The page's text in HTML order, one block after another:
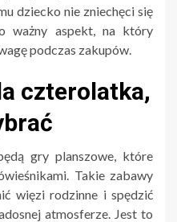
dziecko nie zniechęci się
ważny aspekt, na który
podczas zakupów.
czterolatka,
gry planszowe, które
Takie zabawy
więzi rodzinne i spędzić
atmosferze. Jest to